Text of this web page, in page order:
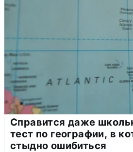
Справится даже
тест по географии, в
стыдно ошибиться